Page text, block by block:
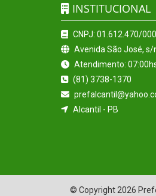
INSTITUCIONAL
CNPJ: 01.612.470/
Avenida São José, s/
Atendimento:
(81) 3738-1370
Alcantil - PB
© Copyright 2026